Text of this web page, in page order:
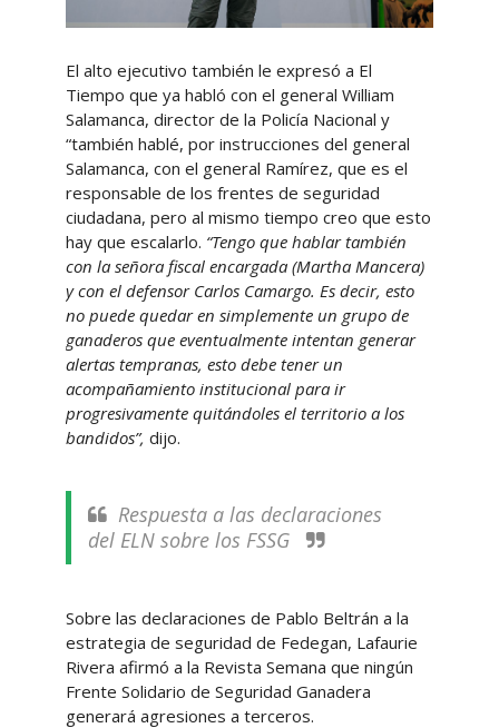
El alto ejecutivo también le expresó a El
Tiempo que ya habló con el general William
Salamanca, director de la Policía Nacional y
“también hablé, por instrucciones del general
Salamanca, con el general Ramírez, que es el
responsable de los frentes de seguridad
ciudadana, pero al mismo tiempo creo que esto
hay que escalarlo. “Tengo que hablar también
con la señora fiscal encargada (Martha Mancera)
y con el defensor Carlos Camargo. Es decir, esto
no puede quedar en simplemente un grupo de
ganaderos que eventualmente intentan generar
alertas tempranas, esto debe tener un
acompañamiento institucional para ir
progresivamente quitándoles el territorio a los
bandidos”, dijo.
Respuesta a las declaraciones
del ELN sobre los FSSG
Sobre las declaraciones de Pablo Beltrán a la
estrategia de seguridad de Fedegan, Lafaurie
Rivera afirmó a la Revista Semana que ningún
Frente Solidario de Seguridad Ganadera
generará agresiones a terceros.